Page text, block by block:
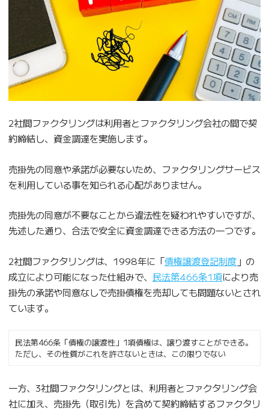
2社間ファクタリングは利用者とファクタリング会社の間で契
約締結し、資金調達を実施します。
売掛先の同意や承諾が必要ないため、ファクタリングサービス
を利用している事を知られる心配がありません。
売掛先の同意が不要なことから違法性を疑われやすいですが、
先述した通り、合法で安全に資金調達できる方法の一つです。
2社間ファクタリングは、1998年に「債権譲渡登記制度」の
成立により可能になった仕組みで、 民法第466条1項により売
掛先の承諾や同意なしで売掛債権を売却しても問題ないとされ
ています。
民法第466条「債権の譲渡性」1項債権は、譲り渡すことができる。
ただし、その性質がこれを許さないときは、この限りでない
一方、3社間ファクタリングとは、利用者とファクタリング会
社に加え、売掛先（取引先）を含めて契約締結するファクタリ